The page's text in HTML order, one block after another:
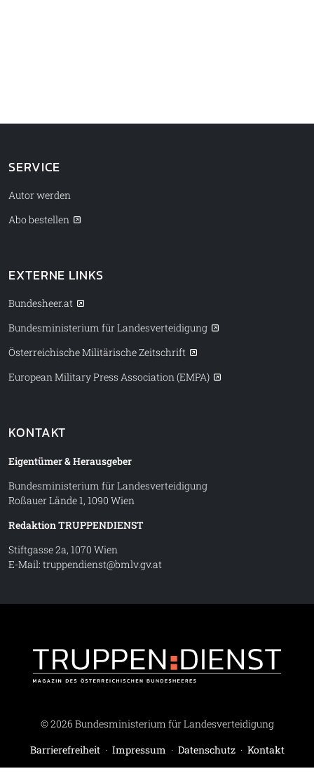
SERVICE
Autor werden
Abo bestellen
EXTERNE LINKS
Bundesheer.at
Bundesministerium für Landesverteidigung
Österreichische Militärische Zeitschrift
European Military Press Association (EMPA)
KONTAKT
Eigentümer & Herausgeber
Bundesministerium für Landesverteidigung
Roßauer Lände 1, 1090 Wien
Redaktion TRUPPENDIENST
Stiftgasse 2a, 1070 Wien
E-Mail: truppendienst@bmlv.gv.at
© 2026 Bundesministerium für Landesverteidigung
Barrierefreiheit · Impressum · Datenschutz · Kontakt